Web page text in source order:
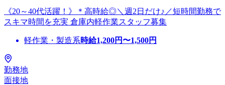
《20～40代活躍！》＊高時給◎＼週2日だけ♪／短時間勤務で
スキマ時間を充実 倉庫内軽作業スタッフ募集
軽作業・製造系時給1,200円〜1,500円
勤務地
面接地